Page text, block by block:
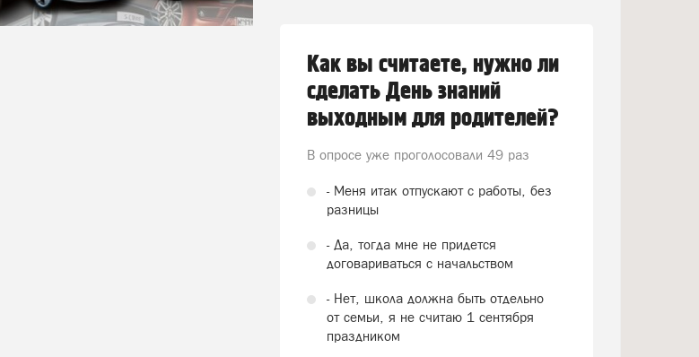
Как вы считаете, нужно ли
сделать День знаний
выходным для родителей?
В опросе уже проголосовали 49 раз
- Меня итак отпускают с работы, без
разницы
- Да, тогда мне не придется
договариваться с начальством
- Нет, школа должна быть отдельно
от семьи, я не считаю 1 сентября
праздником